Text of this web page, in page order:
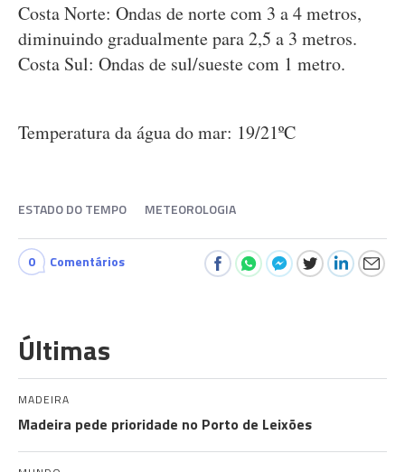
Costa Norte: Ondas de norte com 3 a 4 metros,
diminuindo gradualmente para 2,5 a 3 metros.
Costa Sul: Ondas de sul/sueste com 1 metro.
Temperatura da água do mar: 19/21ºC
ESTADO DO TEMPO METEOROLOGIA
0 Comentários
Últimas
MADEIRA
Madeira pede prioridade no Porto de Leixões